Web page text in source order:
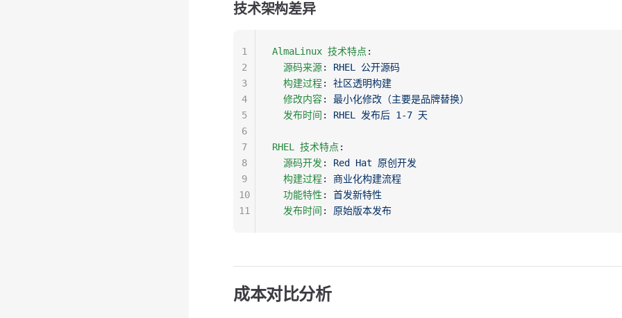
技术架构差异
AlmaLinux 技术特点 :
  源码来源
: RHEL 公开源码
  构建过程
: 社区透明构建
  修改内容
: 最小化修改（主要是品牌替换）
  发布时间
: RHEL 发布后 1-7 天
RHEL 技术特点 :
  源码开发
: Red Hat 原创开发
  构建过程
: 商业化构建流程
  功能特性
: 首发新特性
  发布时间
: 原始版本发布
1
2
3
4
5
6
7
8
9
10
11
成本对比分析